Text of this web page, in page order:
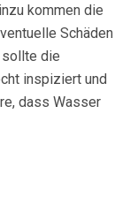
kommen die
Schäden
die
inspiziert und
dass Wasser